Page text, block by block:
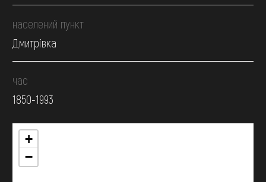
населений пункт
Дмитрівка
час
1850-1993
+
−